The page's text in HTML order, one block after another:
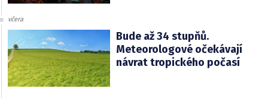
včera
Bude až 34 stupňů.
Meteorologové očekávají
návrat tropického počasí